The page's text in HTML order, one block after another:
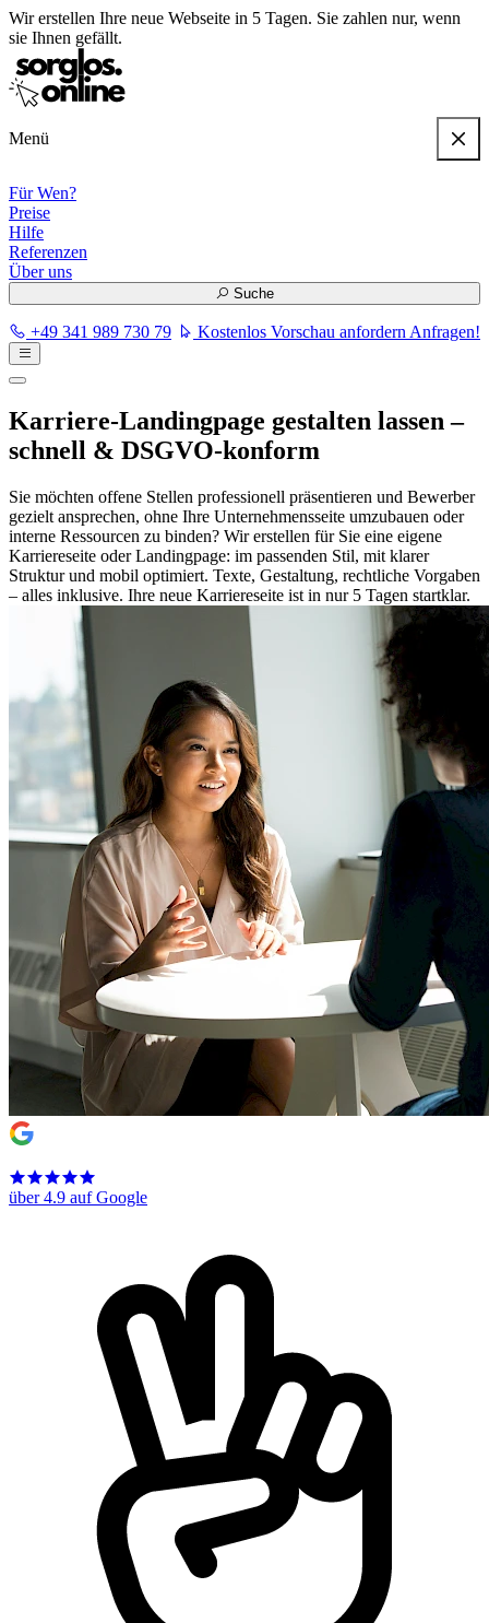
Wir erstellen Ihre neue Webseite in 5 Tagen. Sie zahlen nur, wenn
sie Ihnen gefällt.
Menü
Für Wen?
Preise
Hilfe
Referenzen
Über uns
Suche
+49 341 989 730 79 Kostenlos Vorschau anfordern Anfragen!
Karriere-Landingpage gestalten lassen –
schnell & DSGVO-konform
Sie möchten offene Stellen professionell präsentieren und Bewerber
gezielt ansprechen, ohne Ihre Unternehmensseite umzubauen oder
interne Ressourcen zu binden? Wir erstellen für Sie eine eigene
Karriereseite oder Landingpage: im passenden Stil, mit klarer
Struktur und mobil optimiert. Texte, Gestaltung, rechtliche Vorgaben
– alles inklusive. Ihre neue Karriereseite ist in nur 5 Tagen startklar.
über 4.9 auf Google